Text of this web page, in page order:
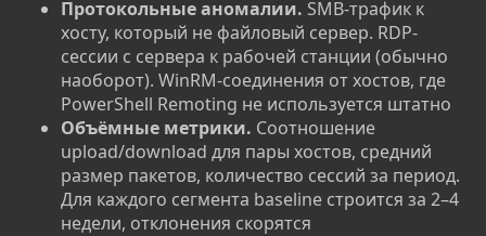
Протокольные аномалии. SMB-трафик к
хосту, который не файловый сервер. RDP-
сессии с сервера к рабочей станции (обычно
наоборот). WinRM-соединения от хостов, где
PowerShell Remoting не используется штатно
Объёмные метрики. Соотношение
upload/download для пары хостов, средний
размер пакетов, количество сессий за период.
Для каждого сегмента baseline строится за 2–4
недели, отклонения скорятся